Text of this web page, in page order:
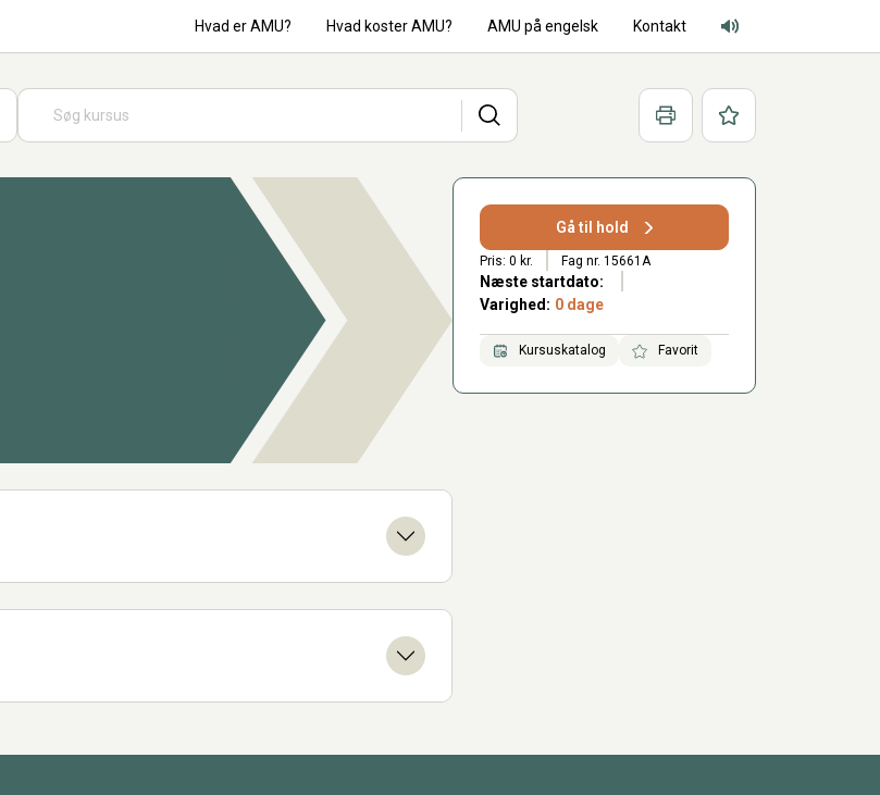
Hvad er AMU? Hvad koster AMU? AMU på engelsk Kontakt
Adgang for alle lyd
Søg Print Favoritter
Gå til hold
Pris: 0 kr. Fag nr. 15661A
Næste startdato:
Varighed: 0 dage
Kursuskatalog Favorit